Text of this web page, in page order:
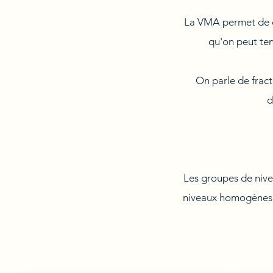
La VMA permet de
qu'on peut
On parle de
Les groupes de
niveaux